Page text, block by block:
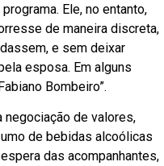
Ele, no entanto,
de maneira discreta,
e sem deixar
esposa. Em alguns
Bombeiro”.
negociação de valores,
de bebidas alcoólicas
das acompanhantes,